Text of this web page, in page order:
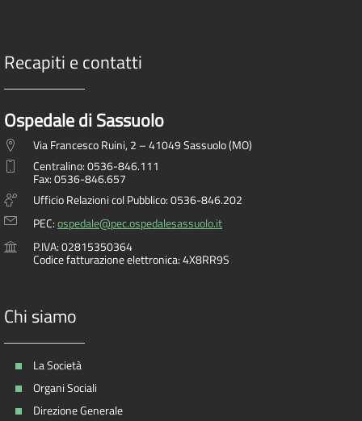
Recapiti e contatti
Ospedale di Sassuolo
Via Francesco Ruini, 2 – 41049 Sassuolo (MO)
Centralino: 0536-846.111
Fax: 0536-846.657
Ufficio Relazioni col Pubblico: 0536-846.202
PEC:ospedale@pec.ospedalesassuolo.it
P.IVA: 02815350364
Codice fatturazione elettronica: 4X8RR9S
Chi siamo
La Società
Organi Sociali
Direzione Generale